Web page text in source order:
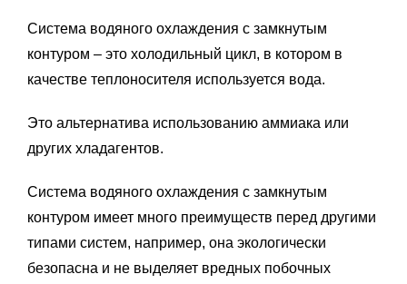
Система водяного охлаждения с замкнутым
контуром – это холодильный цикл, в котором в
качестве теплоносителя используется вода.
Это альтернатива использованию аммиака или
других хладагентов.
Система водяного охлаждения с замкнутым
контуром имеет много преимуществ перед другими
типами систем, например, она экологически
безопасна и не выделяет вредных побочных